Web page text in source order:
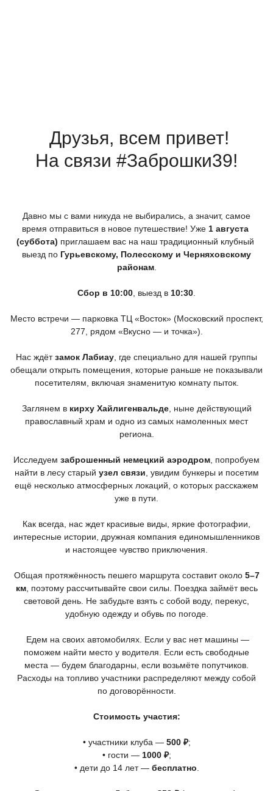
Друзья, всем привет!
На связи #Заброшки39!
Давно мы с вами никуда не выбирались, а значит, самое
время отправиться в новое путешествие! Уже 1 августа
(суббота) приглашаем вас на наш традиционный клубный
выезд по Гурьевскому, Полесскому и Черняховскому
районам.
Сбор в 10:00 , выезд в 10:30
Место встречи — парковка ТЦ «Восток» (Московский проспект,
277, рядом «Вкусно— и точка»).
Нас ждётзамок Лабиау , где специально для нашей группы
обещали открыть помещения, которые раньше не показывали
посетителям, включая знаменитую комнату пыток.
Заглянем в кирху Хайлигенвальде, ныне действующий
православный храм и одно из самых намоленных мест
региона.
Исследуем заброшенный немецкий аэродром , попробуем
найти в лесу старый узел связи , увидим бункеры и посетим
ещё несколько атмосферных локаций, о которых расскажем
уже в пути.
Как всегда, нас ждет красивые виды, яркие фотографии,
интересные истории, дружная компания единомышленников
и настоящее чувство приключения.
Общая протяжённость пешего маршрута составит около 5–7
км, поэтому рассчитывайте свои силы. Поездка займёт весь
световой день. Не забудьте взять с собой воду, перекус,
удобную одежду и обувь по погоде.
Едем на своих автомобилях. Если у вас нет машины —
поможем найти место у водителя. Если есть свободные
места — будем благодарны, если возьмёте попутчиков.
Расходы на топливо участники распределяют между собой
по договорённости.
Стоимость участия:
• участники клуба — 500 ₽;
• гости — 1000 ₽;
• дети до 14 лет — бесплатно